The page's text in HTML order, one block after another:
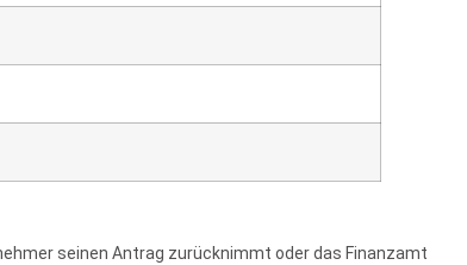
seinen Antrag zurücknimmt oder das Finanzamt